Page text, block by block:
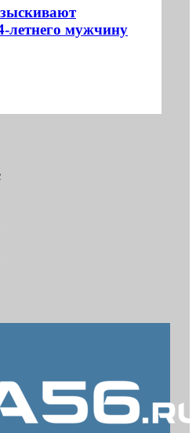
летнего мужчину